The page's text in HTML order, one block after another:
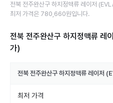
전북 전주완산구 하지정맥류 레이저
최저 가격은 780,660원입니다.
전북 전주완산구 하지정맥류 레
가)
전북 전주완산구 하지정맥류 레이저
최저 가격